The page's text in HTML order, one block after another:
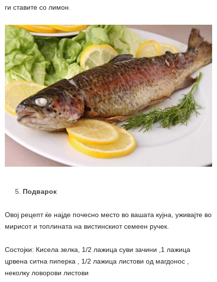
ги ставите со лимон
Подварок
Овој рецепт ќе најде почесно место во вашата кујна, уживајте во
мирисот и топлината на вистинскиот семеен ручек.
Состојки: Кисела зелка, 1/2 лажица суви зачини ,1 лажица
црвена ситна пиперка , 1/2 лажица листови од магдонос ,
неколку ловорови листови